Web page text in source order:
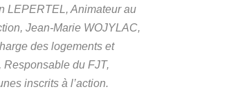
LEPERTEL, Animateur au
Jean-Marie WOJYLAC,
des logements et
du FJT,
inscrits à l’action.